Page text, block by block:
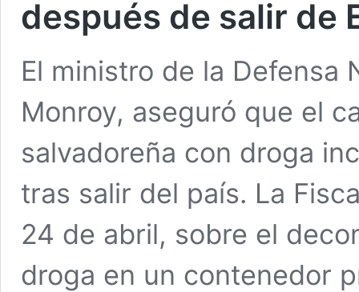
después de salir de
El ministro de la Defensa
Monroy, aseguró que el
salvadoreña con droga
tras salir del país. La
24 de abril, sobre el
droga en un contenedor